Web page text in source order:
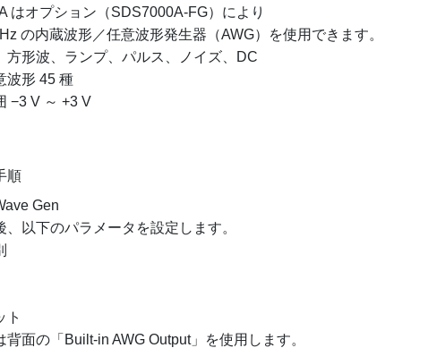
はオプション（SDS7000A-FG）により
の内蔵波形／任意波形発生器（AWG）を使用できます。
方形波、ランプ、パルス、ノイズ、DC
波形 45 種
−3 V ～ +3 V
順
Gen
、以下のパラメータを設定します。
ト
背面の「Built-in AWG Output」を使用します。